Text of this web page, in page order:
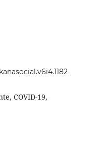
COVID-19,